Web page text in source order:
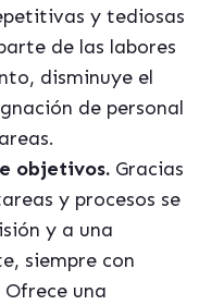
y tediosas
de las labores
disminuye el
de personal
objetivos. Gracias
y procesos se
y a una
siempre con
una